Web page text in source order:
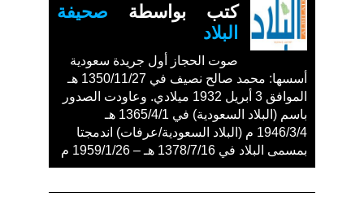
كتب بواسطة صحيفة
البلاد
صوت الحجاز أول جريدة سعودية
أسسها: محمد صالح نصيف في 1350/11/27 هـ
الموافق 3 أبريل 1932 ميلادي. وعاودت الصدور
باسم (البلاد السعودية) في 1365/4/1 هـ
1946/3/4 م (البلاد السعودية/عرفات) اندمجتا
بمسمى البلاد في 1378/7/16 هـ – 1959/1/26 م